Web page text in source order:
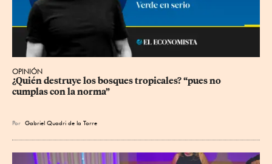
OPINIÓN
¿Quién destruye los bosques tropicales? “pues no
cumplas con la norma”
Por Gabriel Quadri de la Torre